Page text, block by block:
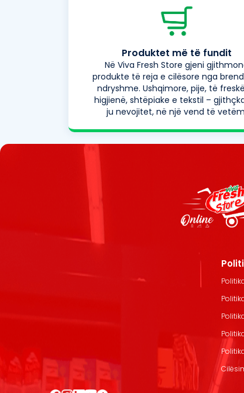
Produktet më të fundit
Në Viva Fresh Store gjeni
produkte të reja e cilësore nga
ndryshme. Ushqimore, pije, të
higjienë, shtëpiake e tekstil –
ju nevojitet, në një vend të